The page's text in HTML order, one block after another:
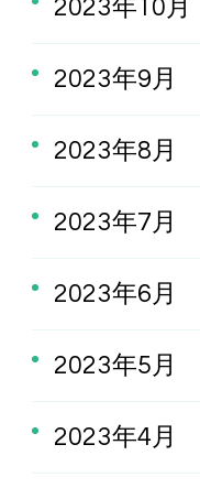
2023年10月
2023年9月
2023年8月
2023年7月
2023年6月
2023年5月
2023年4月